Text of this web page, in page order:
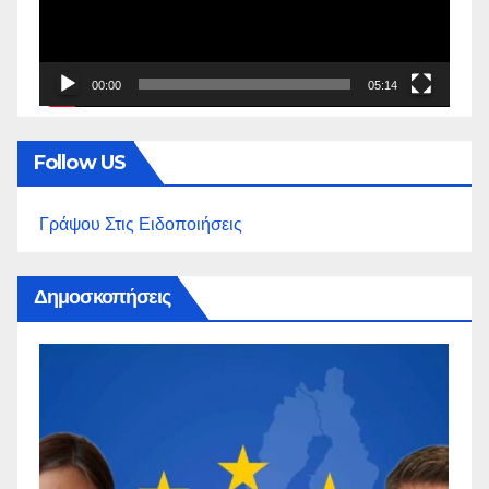
00:00 05:14
Follow US
Γράψου Στις Ειδοποιήσεις
Δημοσκοπήσεις